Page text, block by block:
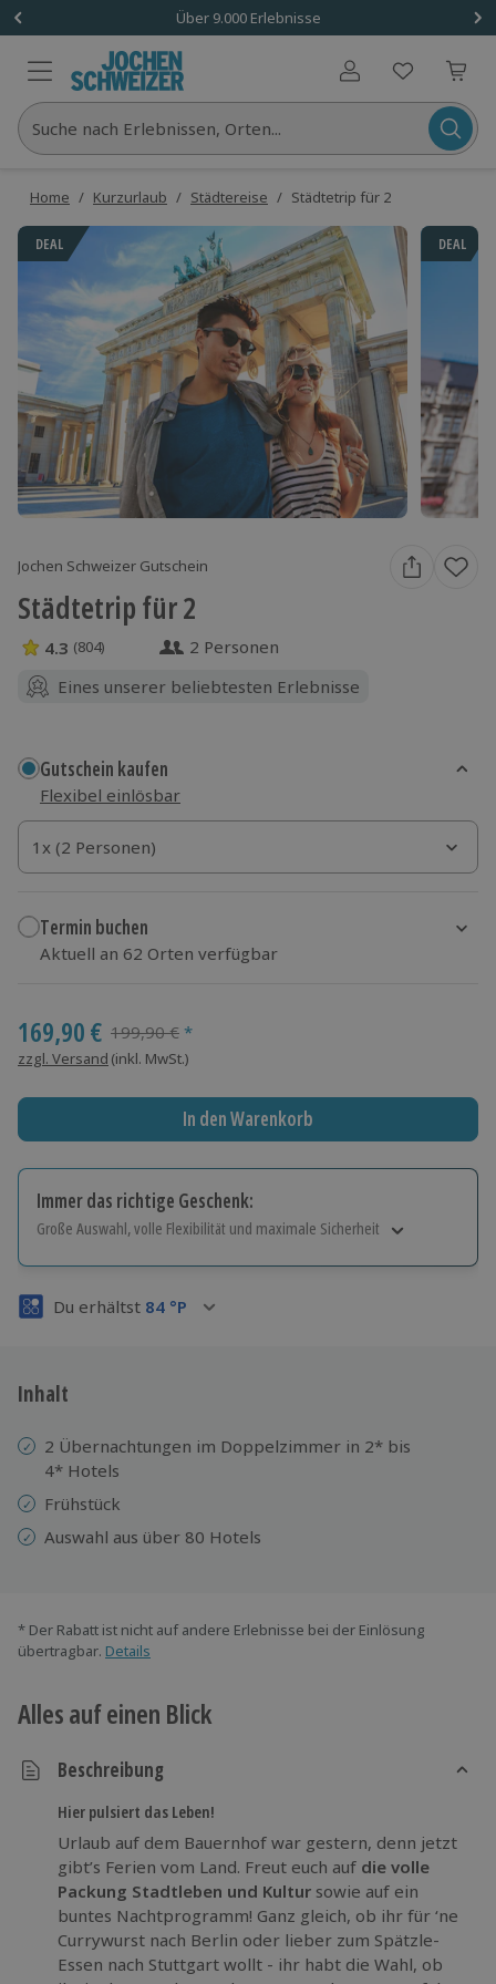
Über 9.000 Erlebnisse
Benutzerkonto
Suche nach Erlebnissen, Orten...
Home / Kurzurlaub / Städtereise / Städtetrip für 2
DEAL DEAL
Jochen Schweizer Gutschein
Städtetrip für 2
4.3 Sterne von 5 aus 804 Bewertungen
4.3 (804)
2 Personen
Eines unserer beliebtesten Erlebnisse
Gutschein kaufen
Flexibel einlösbar
1x (2 Personen)
1x (2 Personen)
1x (2 Personen)
Termin buchen
Aktuell an 62 Orten verfügbar
169,90 € Streichpreis
199,90 € *
zzgl. Versand (inkl. MwSt.)
In den Warenkorb
Immer das richtige Geschenk:
Große Auswahl, volle Flexibilität und maximale Sicherheit
Volle Flexibilität
3 Jahre gültig & verlängerbar.
Du erhältst 84 °P
Inhalt
2 Übernachtungen im Doppelzimmer in 2* bis
4* Hotels
Frühstück
Auswahl aus über 80 Hotels
* Der Rabatt ist nicht auf andere Erlebnisse bei der Einlösung
übertragbar. Details
Alles auf einen Blick
Beschreibung
Hier pulsiert das Leben!
Urlaub auf dem Bauernhof war gestern, denn jetzt
gibt’s Ferien vom Land. Freut euch auf die volle
Packung Stadtleben und Kultur sowie auf ein
buntes Nachtprogramm! Ganz gleich, ob ihr für ‘ne
Currywurst nach Berlin oder lieber zum Spätzle-
Essen nach Stuttgart wollt - ihr habt die Wahl, ob